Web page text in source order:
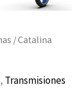
/ Catalina
, Transmisiones